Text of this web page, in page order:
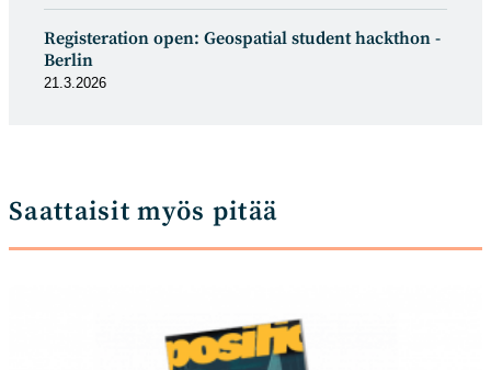
Registeration open: Geospatial student hackthon -
Berlin
21.3.2026
Saattaisit myös pitää